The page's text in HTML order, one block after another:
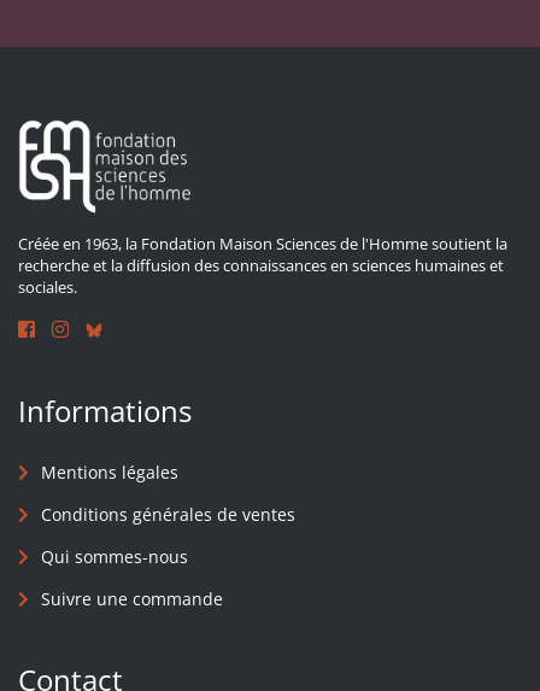
Créée en 1963, la Fondation Maison Sciences de l'Homme soutient la
recherche et la diffusion des connaissances en sciences humaines et
sociales.
Informations
Mentions légales
Conditions générales de ventes
Qui sommes-nous
Suivre une commande
Contact